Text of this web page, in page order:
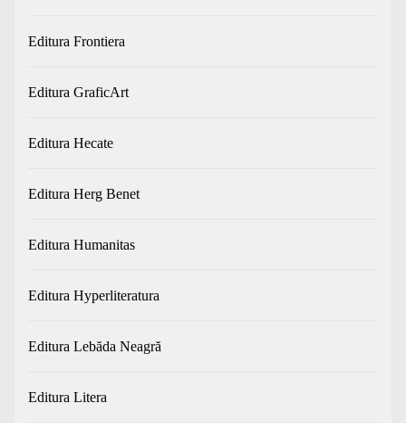
Editura Frontiera
Editura GraficArt
Editura Hecate
Editura Herg Benet
Editura Humanitas
Editura Hyperliteratura
Editura Lebăda Neagră
Editura Litera